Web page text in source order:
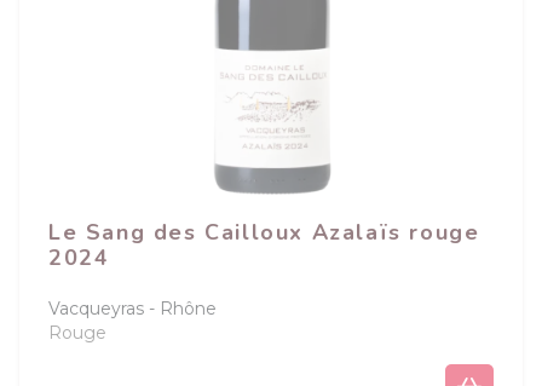
Le Sang des Cailloux Azalaïs rouge
2024
Vacqueyras
Rhône
Rouge